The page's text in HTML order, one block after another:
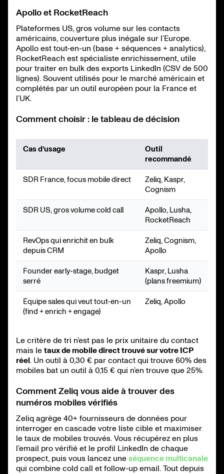
Apollo et RocketReach
Plateformes US, gros volume sur les contacts
américains, couverture plus inégale sur l’Europe.
Apollo est tout-en-un (base + séquences + analytics),
RocketReach est spécialiste enrichissement, utile
pour traiter en bulk des exports LinkedIn (CSV de 500
lignes). Souvent utilisés pour le marché américain et
complétés par un outil européen pour la France et
l’UK.
Comment choisir : le tableau de décision
Cas d’usage
Outil
recommandé
SDR France, focus mobile direct
Zeliq, Kaspr,
Cognism
SDR US, gros volume cold call
Apollo, Lusha,
RocketReach
RevOps qui enrichit en bulk
depuis CRM
Zeliq, Cognism,
Apollo
Founder early-stage, budget
serré
Kaspr, Lusha
(plans freemium)
Équipe sales qui veut tout-en-un
(find + enrich + engage)
Zeliq, Apollo
Le critère de tri n’est pas le prix unitaire du contact
mais le taux de mobile direct trouvé sur votre ICP
réel. Un outil à 0,30 € par contact qui trouve 60% des
mobiles bat un outil à 0,15 € qui n’en trouve que 25%.
Comment Zeliq vous aide à trouver des
numéros mobiles vérifiés
Zeliq agrège 40+ fournisseurs de données pour
interroger en cascade votre liste cible et maximiser
le taux de mobiles trouvés. Vous récupérez en plus
l’email pro vérifié et le profil LinkedIn de chaque
prospect, puis vous lancez une séquence multicanale
qui combine cold call et follow-up email. Tout depuis